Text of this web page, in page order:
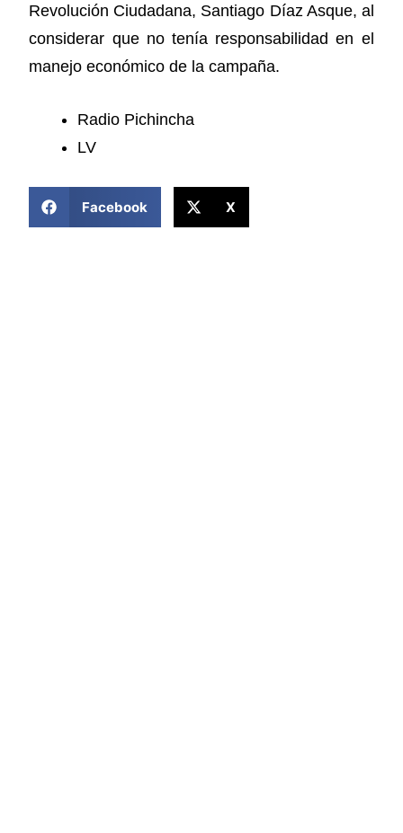
Revolución Ciudadana, Santiago Díaz Asque, al
considerar que no tenía responsabilidad en el
manejo económico de la campaña.
Radio Pichincha
LV
Facebook X